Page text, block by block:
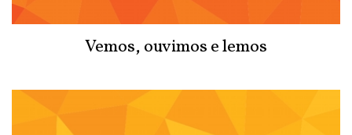
Vemos, ouvimos e lemos